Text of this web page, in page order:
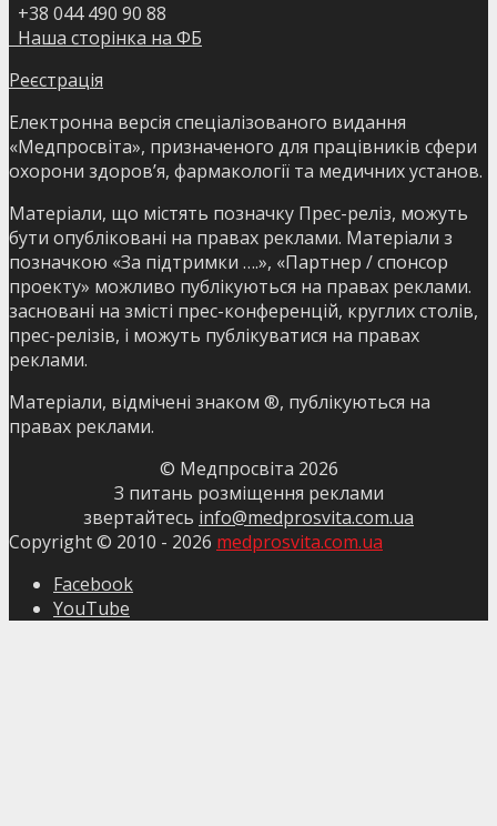
+38 044 490 90 88
Наша сторінка на ФБ
Реєстрація
Електронна версія спеціалізованого видання
«Медпросвіта», призначеного для працівників сфери
охорони здоров’я, фармакології та медичних установ.
Матеріали, що містять позначку Прес-реліз, можуть
бути опубліковані на правах реклами. Матеріали з
позначкою «За підтримки ….», «Партнер / спонсор
проекту» можливо публікуються на правах реклами.
засновані на змісті прес-конференцій, круглих столів,
прес-релізів, і можуть публікуватися на правах
реклами.
Матеріали, відмічені знаком ®, публікуються на
правах реклами.
© Медпросвіта 2026
З питань розміщення реклами
звертайтесь info@medprosvita.com.ua
Copyright © 2010 - 2026 medprosvita.com.ua
Facebook
YouTube